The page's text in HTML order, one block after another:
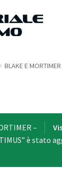
BLAKE E
–
è stato